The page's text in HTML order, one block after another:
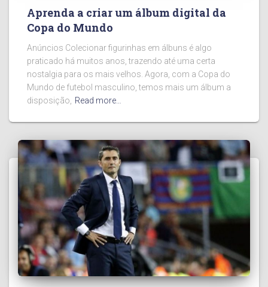
Aprenda a criar um álbum digital da
Copa do Mundo
Anúncios Colecionar figurinhas em álbuns é algo
praticado há muitos anos, trazendo até uma certa
nostalgia para os mais velhos. Agora, com a Copa do
Mundo de futebol masculino, temos mais um álbum a
disposição,
Read more…